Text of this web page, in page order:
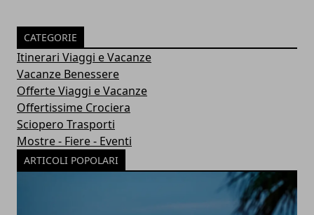
CATEGORIE
Itinerari Viaggi e Vacanze
Vacanze Benessere
Offerte Viaggi e Vacanze
Offertissime Crociera
Sciopero Trasporti
Mostre - Fiere - Eventi
ARTICOLI POPOLARI